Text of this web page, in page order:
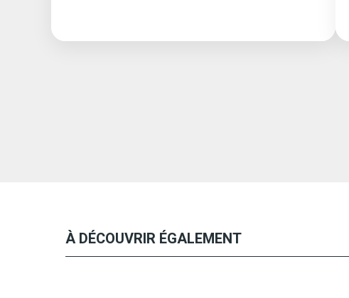
À DÉCOUVRIR ÉGALEMENT